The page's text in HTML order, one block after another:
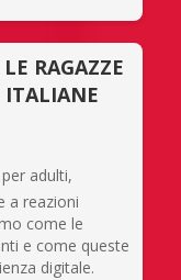
RAGAZZE
ITALIANE
adulti,
a reazioni
come le
e come queste
digitale.